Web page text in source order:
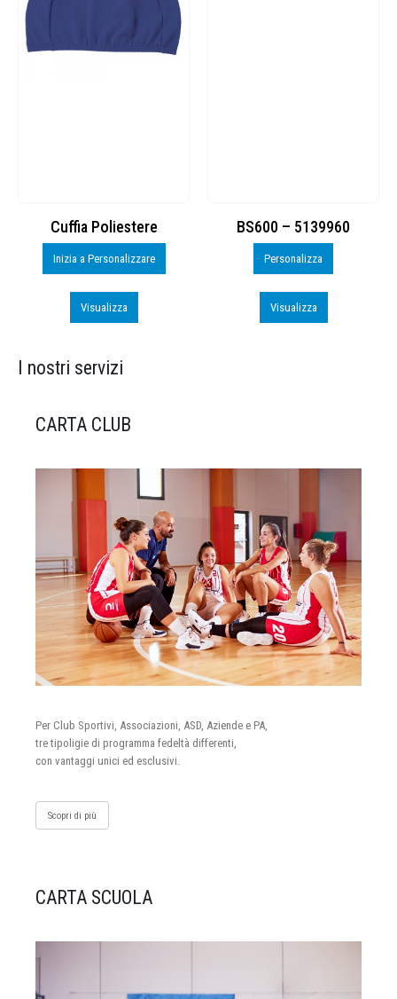
Cuffia Poliestere
Inizia a Personalizzare
Visualizza
BS600 – 5139960
Personalizza
Visualizza
I nostri servizi
CARTA CLUB
Per Club Sportivi, Associazioni, ASD, Aziende e PA,
tre tipoligie di programma fedeltà differenti,
con vantaggi unici ed esclusivi.
Scopri di più
CARTA SCUOLA